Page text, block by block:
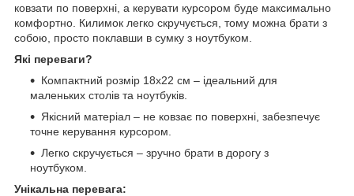
ковзати по поверхні, а керувати курсором буде максимально
комфортно. Килимок легко скручується, тому можна брати з
собою, просто поклавши в сумку з ноутбуком.
Які переваги?
Компактний розмір 18x22 см – ідеальний для
маленьких столів та ноутбуків.
Якісний матеріал – не ковзає по поверхні, забезпечує
точне керування курсором.
Легко скручується – зручно брати в дорогу з
ноутбуком.
Унікальна перевага: